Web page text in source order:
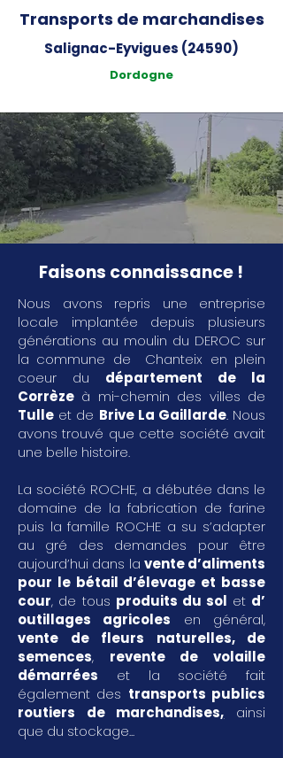
Transports de marchandises
Salignac-Eyvigues (24590)
Dordogne
Faisons connaissance !
Nous avons repris une entreprise
locale implantée depuis plusieurs
générations au moulin du DEROC sur
la commune de Chanteix en plein
coeur du département de la
Corrèze à mi-chemin des villes de
Tulle et de Brive La Gaillarde. Nous
avons trouvé que cette société avait
une belle histoire.
La société ROCHE, a débutée dans le
domaine de la fabrication de farine
puis la famille ROCHE a su s’adapter
au gré des demandes pour être
aujourd’hui dans la vente d’aliments
pour le bétail d’élevage et basse
cour, de tous produits du sol et d’
outillages agricoles en général,
vente de fleurs naturelles, de
semences, revente de volaille
démarrées et la société fait
également des transports publics
routiers de marchandises, ainsi
que du stockage...